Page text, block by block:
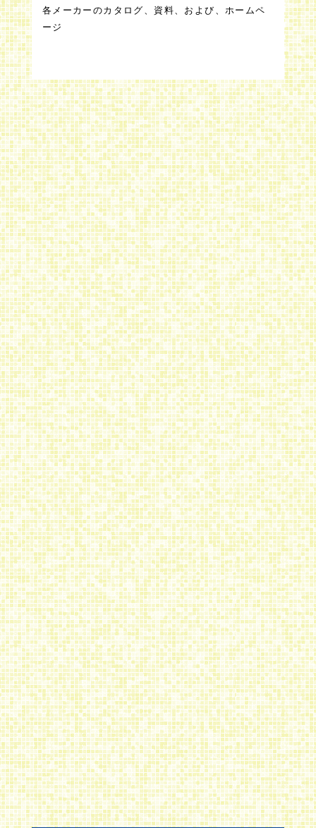
各メーカーのカタログ、資料、および、ホームペ
ージ